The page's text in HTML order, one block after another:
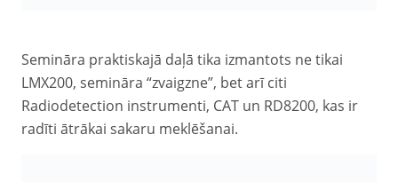
Semināra praktiskajā daļā tika izmantots ne tikai
LMX200, semināra “zvaigzne”, bet arī citi
Radiodetection instrumenti, CAT un RD8200, kas ir
radīti ātrākai sakaru meklēšanai.